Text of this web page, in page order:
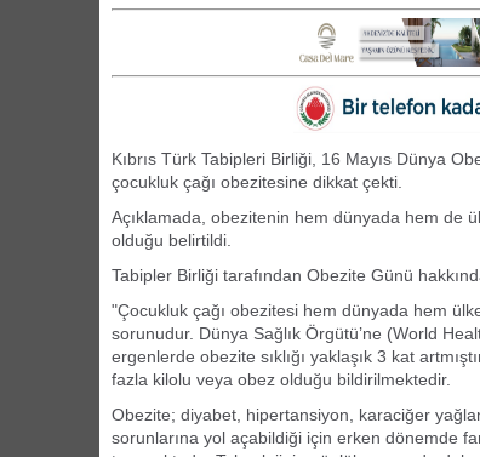
Kıbrıs Türk Tabipleri Birliği, 16 Mayıs Dünya
çocukluk çağı obezitesine dikkat çekti.
Açıklamada, obezitenin hem dünyada hem de
olduğu belirtildi.
Tabipler Birliği tarafından Obezite Günü
"Çocukluk çağı obezitesi hem dünyada hem
sorunudur. Dünya Sağlık Örgütü’ne (World
ergenlerde obezite sıklığı yaklaşık 3 kat
fazla kilolu veya obez olduğu bildirilmektedir.
Obezite; diyabet, hipertansiyon, karaciğer
sorunlarına yol açabildiği için erken dönemde